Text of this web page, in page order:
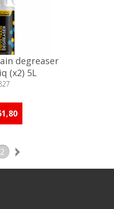
degreaser
(x2) 5L
Niet voorradig
2